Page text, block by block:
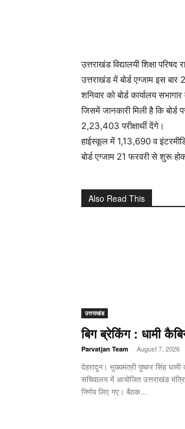
उत्तराखंड विद्यालयी शिक्षा
उत्तराखंड में बोर्ड एग्जाम इस
शनिवार को बोर्ड कार्यालय
जिसमें जानकारी मिली है कि
2,23,403 परीक्षार्थी देंगे।
हाईस्कूल में 1,13,690 व
बोर्ड एग्जाम 21 फरवरी से शुरू
Also Read This
उत्तराखंड
बिग ब्रेकिंग : धामी
Parvatjan Team - August 7, 2026
देहरादून। मुख्यमंत्री पुष्कर सिंह
सचिवालय में आयोजित उत्तराखंड
निर्णय लिए गए। बैठक...